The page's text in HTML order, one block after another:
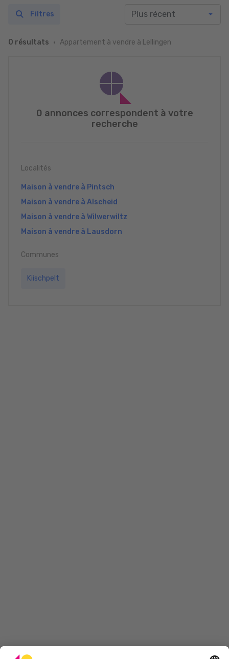
0 résultats Appartement à vendre à Lellingen
Filtres
0 annonces correspondent à votre
recherche
Localités
Maison à vendre à Pintsch
Maison à vendre à Alscheid
Maison à vendre à Wilwerwiltz
Maison à vendre à Lausdorn
Communes
Kiischpelt